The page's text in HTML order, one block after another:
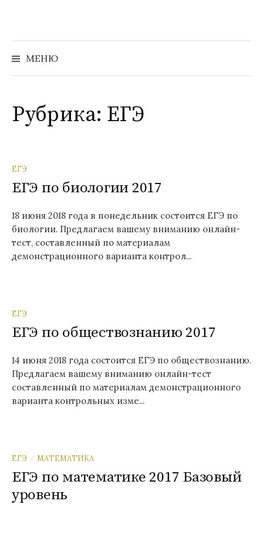
содержимому
МЕНЮ
Найти:
Рубрика: ЕГЭ
ЕГЭ
ЕГЭ по биологии 2017
18 июня 2018 года в понедельник состоится ЕГЭ по
биологии. Предлагаем вашему вниманию онлайн-
тест, составленный по материалам
демонстрационного варианта контрол...
ЕГЭ
ЕГЭ по обществознанию 2017
14 июня 2018 года состоится ЕГЭ по обществознанию.
Предлагаем вашему вниманию онлайн-тест
составленный по материалам демонстрационного
варианта контрольных изме...
ЕГЭ / МАТЕМАТИКА
ЕГЭ по математике 2017 Базовый
уровень